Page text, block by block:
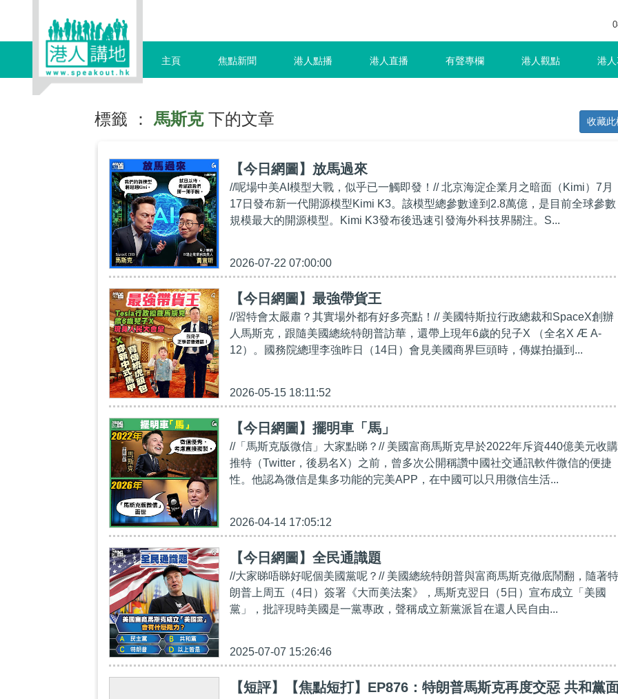
主頁 焦點新聞 港人點播 港人直播 有聲專欄 港人觀點 港
標籤 ： 馬斯克下的文章 收藏此
【今日網圖】放馬過來
//呢場中美AI模型大戰，似乎已一觸即發！// 北京海淀企業月之暗面（Kimi）7月
17日發布新一代開源模型Kimi K3。該模型總參數達到2.8萬億，是目前全球參數
規模最大的開源模型。Kimi K3發布後迅速引發海外科技界關注。S...
2026-07-22 07:00:00
【今日網圖】最強帶貨王
//習特會太嚴肅？其實場外都有好多亮點！// 美國特斯拉行政總裁和SpaceX創辦
人馬斯克，跟隨美國總統特朗普訪華，還帶上現年6歲的兒子X （全名X Æ A-
12）。國務院總理李強昨日（14日）會見美國商界巨頭時，傳媒拍攝到...
2026-05-15 18:11:52
【今日網圖】擺明車「馬」
//「馬斯克版微信」大家點睇？// 美國富商馬斯克早於2022年斥資440億美元收購
推特（Twitter，後易名X）之前，曾多次公開稱讚中國社交通訊軟件微信的便捷
性。他認為微信是集多功能的完美APP，在中國可以只用微信生活...
2026-04-14 17:05:12
【今日網圖】全民通識題
//大家睇唔睇好呢個美國黨呢？// 美國總統特朗普與富商馬斯克徹底鬧翻，隨著特
朗普上周五（4日）簽署《大而美法案》，馬斯克翌日（5日）宣布成立「美國
黨」，批評現時美國是一黨專政，聲稱成立新黨派旨在還人民自由...
2025-07-07 15:26:46
【短評】【焦點短打】EP876：特朗普馬斯克再度交惡 共和黨